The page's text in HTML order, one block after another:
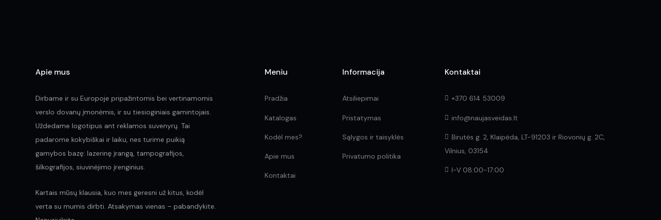
Apie mus
Dirbame ir su Europoje pripažintomis bei vertinamomis
verslo dovanų įmonėmis, ir su tiesioginiais gamintojais.
Uždedame logotipus ant reklamos suvenyrų. Tai
padarome kokybiškai ir laiku, nes turime puikią
gamybos bazę: lazerinę įrangą, tampografijos,
šilkografijos, siuvinėjimo įrenginius.
Kartais mūsų klausia, kuo mes geresni už kitus, kodėl
verta su mumis dirbti. Atsakymas vienas – pabandykite.
Meniu
Pradžia
Katalogas
Kodėl mes?
Apie mus
Kontaktai
Informacija
Atsiliepimai
Pristatymas
Sąlygos ir taisyklės
Privatumo politika
Kontaktai
+370 614 53009
info@naujasveidas.lt
Birutės g. 2, Klaipėda, LT-91203 ir Riovonių g. 2C,
Vilnius, 03154
I-V 08:00-17:00